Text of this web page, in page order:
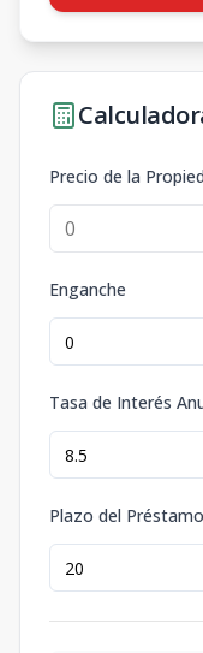
Precio de la
Enganche
Tasa de Interés
Plazo del